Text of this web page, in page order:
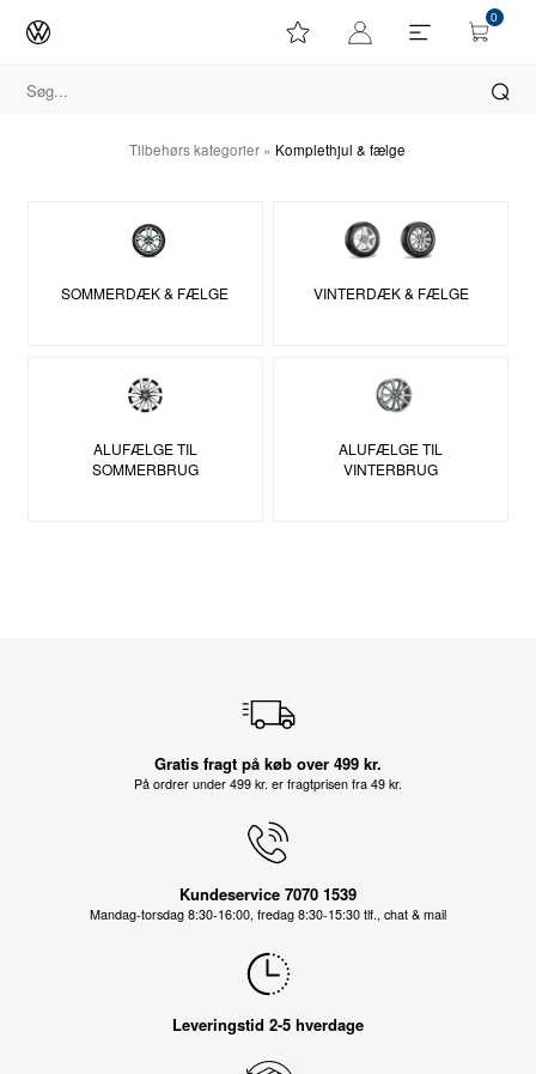
0
Tilbehørs kategorier » Komplethjul & fælge
SOMMERDÆK & FÆLGE VINTERDÆK & FÆLGE
ALUFÆLGE TIL
SOMMERBRUG
ALUFÆLGE TIL
VINTERBRUG
Gratis fragt på køb over 499 kr.
På ordrer under 499 kr. er fragtprisen fra 49 kr.
Kundeservice 7070 1539
Mandag-torsdag 8:30-16:00, fredag 8:30-15:30 tlf., chat & mail
Leveringstid 2-5 hverdage